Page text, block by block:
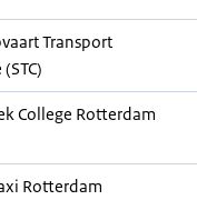
Transport
College Rotterdam
Rotterdam